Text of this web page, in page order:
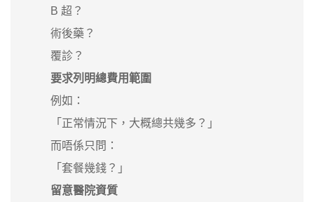
B 超？
術後藥？
覆診？
要求列明總費用範圍
例如：
「正常情況下，大概總共幾多？」
而唔係只問：
「套餐幾錢？」
留意醫院資質